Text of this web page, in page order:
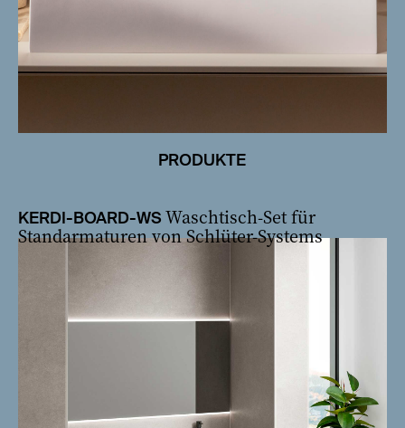
PRODUKTE
KERDI-BOARD-WS Waschtisch-Set für
Standarmaturen von Schlüter-Systems